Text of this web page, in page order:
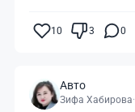
10 3 0
Авто
Зифа Хабирова·